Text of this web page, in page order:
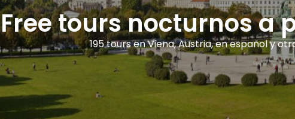
Free tours nocturnos a
195 tours en Viena, Austria, en español y